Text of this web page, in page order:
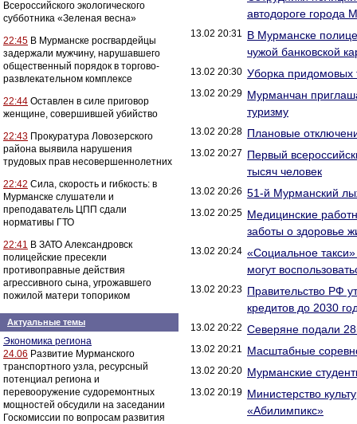
Всероссийского экологического
субботника «Зеленая весна»
22:45 В Мурманске росгвардейцы
задержали мужчину, нарушавшего
общественный порядок в торгово-
развлекательном комплексе
22:44 Оставлен в силе приговор
женщине, совершившей убийство
22:43 Прокуратура Ловозерского
района выявила нарушения
трудовых прав несовершеннолетних
22:42 Сила, скорость и гибкость: в
Мурманске слушатели и
преподаватель ЦПП сдали
нормативы ГТО
22:41 В ЗАТО Александровск
полицейские пресекли
противоправные действия
агрессивного сына, угрожавшего
пожилой матери топориком
Актуальные темы
Экономика региона
24.06 Развитие Мурманского
транспортного узла, ресурсный
потенциал региона и
перевооружение судоремонтных
мощностей обсудили на заседании
Госкомиссии по вопросам развития
автодороге города
13.02 20:31 В Мурманске
чужой банковской
13.02 20:30 Уборка придомовых
13.02 20:29 Мурманчан
туризму
13.02 20:28 Плановые
13.02 20:27 Первый
тысяч человек
13.02 20:26 51-й Мурманский
13.02 20:25 Медицинские
заботы о здоровье
13.02 20:24 «Социальное
могут
13.02 20:23 Правительство РФ
кредитов до 2030
13.02 20:22 Северяне подали
13.02 20:21 Масштабные
13.02 20:20 Мурманские
13.02 20:19 Министерство
«Абилимпикс»